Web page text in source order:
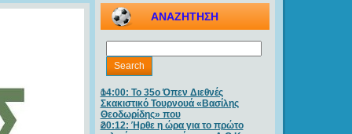
ΑΝΑΖΗΤΗΣΗ
14:00: Το 35ο Όπεν Διεθνές
Σκακιστικό Τουρνουά «Βασίλης
Θεοδωρίδης» που
20:12: Ήρθε η ώρα για το πρώτο